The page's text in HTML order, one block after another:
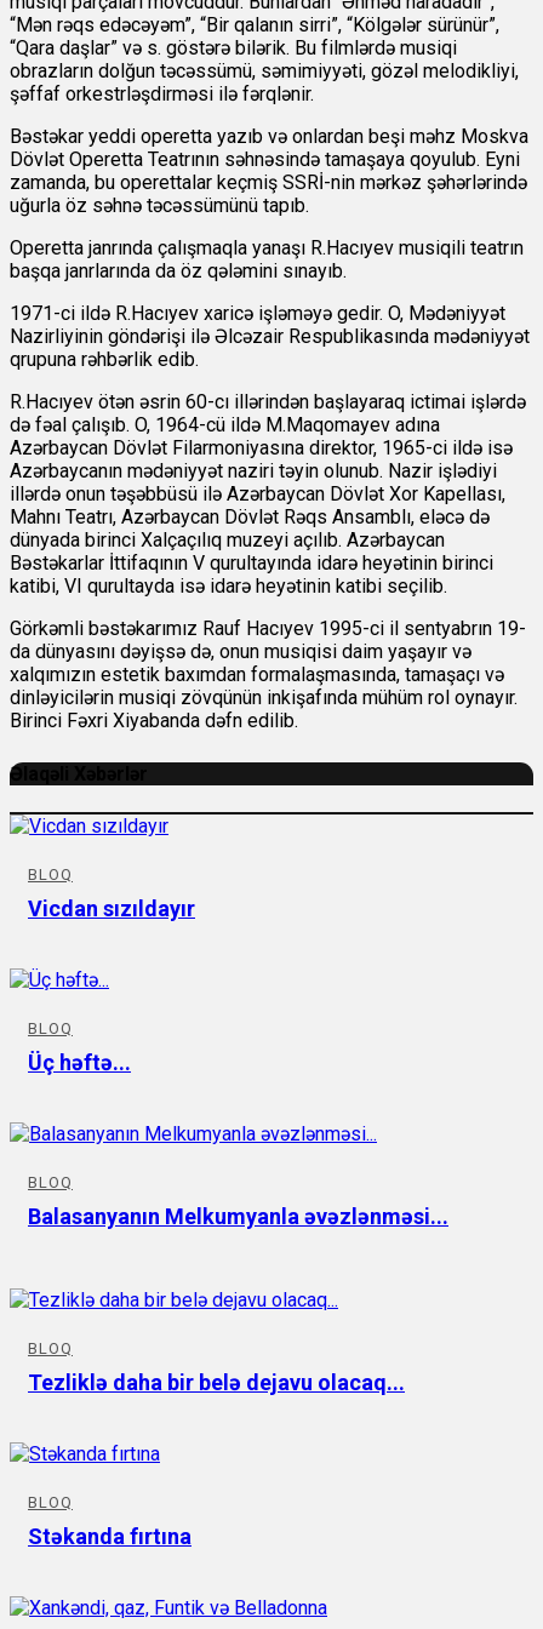
“Mən rəqs edəcəyəm”, “Bir qalanın sirri”, “Kölgələr sürünür”,
“Qara daşlar” və s. göstərə bilərik. Bu filmlərdə musiqi
obrazların dolğun təcəssümü, səmimiyyəti, gözəl melodikliyi,
şəffaf orkestrləşdirməsi ilə fərqlənir.
Bəstəkar yeddi operetta yazıb və onlardan beşi məhz Moskva
Dövlət Operetta Teatrının səhnəsində tamaşaya qoyulub. Eyni
zamanda, bu operettalar keçmiş SSRİ-nin mərkəz şəhərlərində
uğurla öz səhnə təcəssümünü tapıb.
Operetta janrında çalışmaqla yanaşı R.Hacıyev musiqili teatrın
başqa janrlarında da öz qələmini sınayıb.
1971-ci ildə R.Hacıyev xaricə işləməyə gedir. O, Mədəniyyət
Nazirliyinin göndərişi ilə Əlcəzair Respublikasında mədəniyyət
qrupuna rəhbərlik edib.
R.Hacıyev ötən əsrin 60-cı illərindən başlayaraq ictimai işlərdə
də fəal çalışıb. O, 1964-cü ildə M.Maqomayev adına
Azərbaycan Dövlət Filarmoniyasına direktor, 1965-ci ildə isə
Azərbaycanın mədəniyyət naziri təyin olunub. Nazir işlədiyi
illərdə onun təşəbbüsü ilə Azərbaycan Dövlət Xor Kapellası,
Mahnı Teatrı, Azərbaycan Dövlət Rəqs Ansamblı, eləcə də
dünyada birinci Xalçaçılıq muzeyi açılıb. Azərbaycan
Bəstəkarlar İttifaqının V qurultayında idarə heyətinin birinci
katibi, VI qurultayda isə idarə heyətinin katibi seçilib.
Görkəmli bəstəkarımız Rauf Hacıyev 1995-ci il sentyabrın 19-
da dünyasını dəyişsə də, onun musiqisi daim yaşayır və
xalqımızın estetik baxımdan formalaşmasında, tamaşaçı və
dinləyicilərin musiqi zövqünün inkişafında mühüm rol oynayır.
Birinci Fəxri Xiyabanda dəfn edilib.
Əlaqəli Xəbərlər
BLOQ
Vicdan sızıldayır
BLOQ
Üç həftə...
BLOQ
Balasanyanın Melkumyanla əvəzlənməsi...
BLOQ
Tezliklə daha bir belə dejavu olacaq...
BLOQ
Stəkanda fırtına